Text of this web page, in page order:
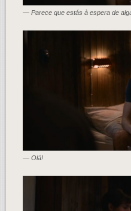
— Parece que estás à espera de
— Olá!